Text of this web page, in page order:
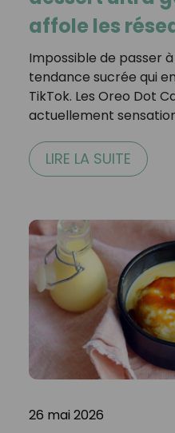
affole les
Impossible de passer
tendance sucrée qui
TikTok. Les Oreo Dot
actuellement
LIRE LA SUITE
26 mai 2026